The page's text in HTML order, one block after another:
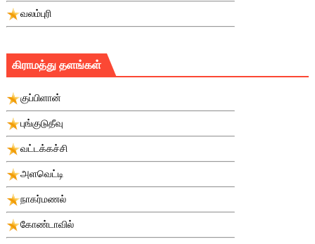
வலம்புரி
கிராமத்து தளங்கள்
குப்பிளான்
புங்குடுதீவு
வட்டக்கச்சி
அளவெட்டி
நாகர்மணல்
கோண்டாவில்